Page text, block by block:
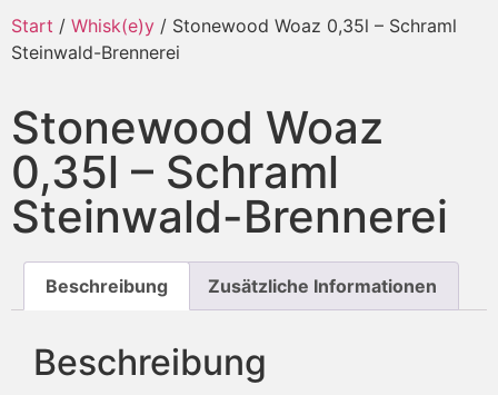
Start / Whisk(e)y / Stonewood Woaz 0,35l – Schraml
Steinwald-Brennerei
Stonewood Woaz
0,35l – Schraml
Steinwald-Brennerei
Beschreibung Zusätzliche Informationen
Beschreibung